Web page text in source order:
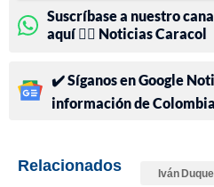
Suscríbase a nuestro
aquí 👉🏻 Noticias Caracol
✔️ Síganos en Google
información de
Relacionados Iván Duque